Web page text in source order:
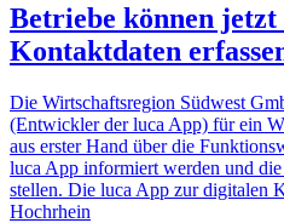
Betriebe können
Kontaktdaten
Die Wirtschaftsregion Südwest
(Entwickler der luca App) für ein
aus erster Hand über die
luca App informiert werden und
stellen. Die luca App zur digitalen
Hochrhein